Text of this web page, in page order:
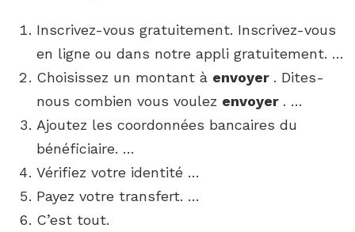
Inscrivez-vous gratuitement. Inscrivez-vous
en ligne ou dans notre appli gratuitement. …
Choisissez un montant à envoyer . Dites-
nous combien vous voulez envoyer . …
Ajoutez les coordonnées bancaires du
bénéficiaire. …
Vérifiez votre identité …
Payez votre transfert. …
C’est tout.